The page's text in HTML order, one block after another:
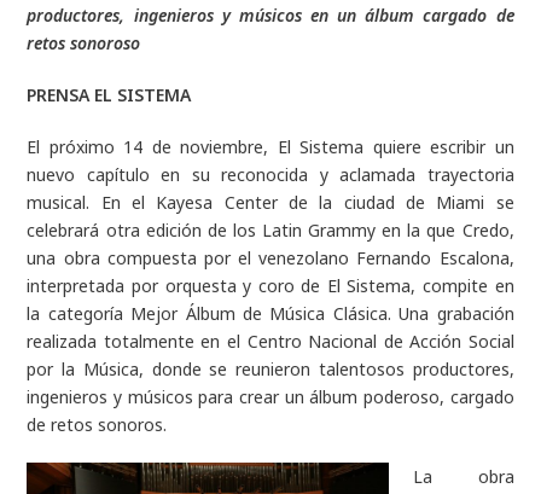
productores, ingenieros y músicos en un álbum cargado de
retos sonoroso
PRENSA EL SISTEMA
El próximo 14 de noviembre, El Sistema quiere escribir un
nuevo capítulo en su reconocida y aclamada trayectoria
musical. En el Kayesa Center de la ciudad de Miami se
celebrará otra edición de los Latin Grammy en la que Credo,
una obra compuesta por el venezolano Fernando Escalona,
interpretada por orquesta y coro de El Sistema, compite en
la categoría Mejor Álbum de Música Clásica. Una grabación
realizada totalmente en el Centro Nacional de Acción Social
por la Música, donde se reunieron talentosos productores,
ingenieros y músicos para crear un álbum poderoso, cargado
de retos sonoros.
La obra